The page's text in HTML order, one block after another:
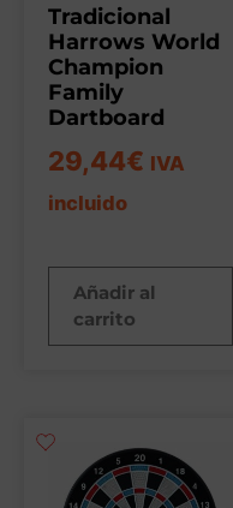
Tradicional
Harrows World
Champion
Family
Dartboard
29,44€ IVA
incluido
Añadir al
carrito